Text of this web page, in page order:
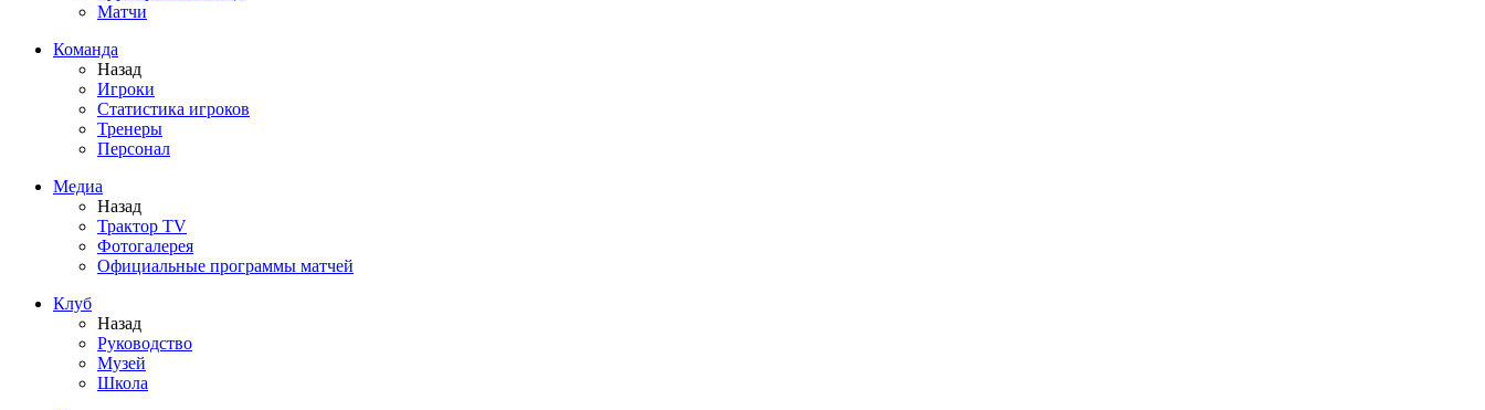
Матчи
Команда
Назад
Игроки
Статистика игроков
Тренеры
Персонал
Медиа
Назад
Трактор TV
Фотогалерея
Официальные программы матчей
Клуб
Назад
Руководство
Музей
Школа